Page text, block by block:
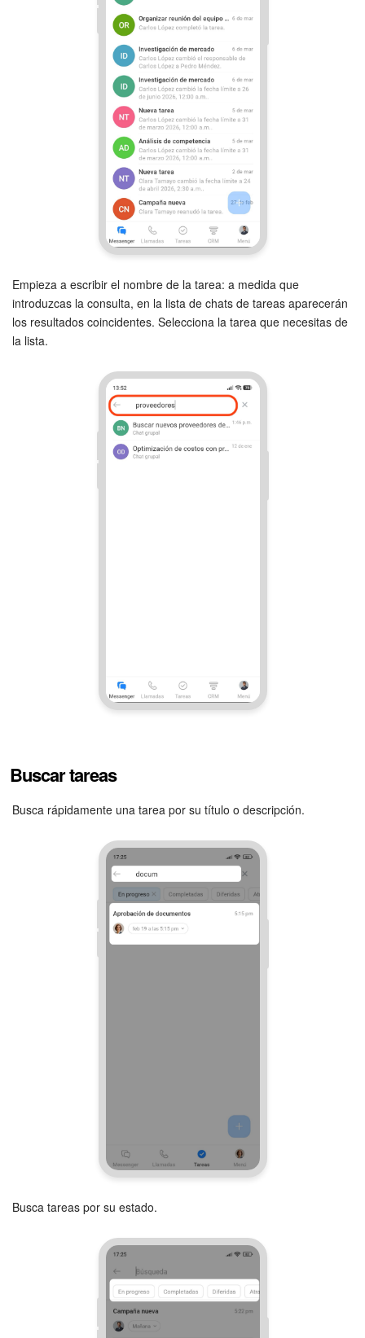
Empieza a escribir el nombre de la tarea: a medida que
introduzcas la consulta, en la lista de chats de tareas aparecerán
los resultados coincidentes. Selecciona la tarea que necesitas de
la lista.
Buscar tareas
Busca rápidamente una tarea por su título o descripción.
Busca tareas por su estado.